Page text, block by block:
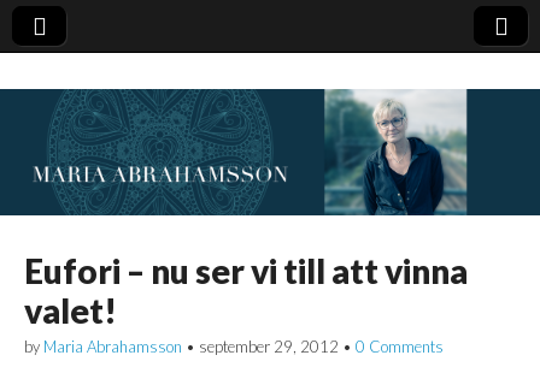
Eufori – nu ser vi till att vinna
valet!
by Maria Abrahamsson • september 29, 2012 • 0 Comments